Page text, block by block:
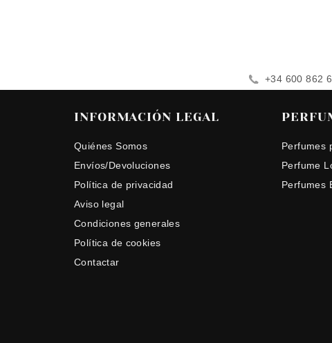
+34 600 862
INFORMACIÓN LEGAL
Quiénes Somos
Envíos/Devoluciones
Política de privacidad
Aviso legal
Condiciones generales
Política de cookies
Contactar
Perfumes
Perfume
Perfumes